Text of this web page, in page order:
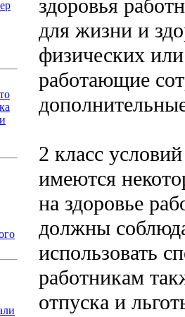
здоровья
для жизни и
физических
работающие
2 класс
имеются
на здоровье
должны
использовать
работникам
отпуска и